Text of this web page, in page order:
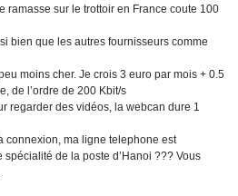
ramasse sur le trottoir en France coute 100
bien que les autres fournisseurs comme
moins cher. Je crois 3 euro par mois + 0.5
de l’ordre de 200 Kbit/s
regarder des vidéos, la webcan dure 1
connexion, ma ligne telephone est
de la poste d’Hanoi ??? Vous